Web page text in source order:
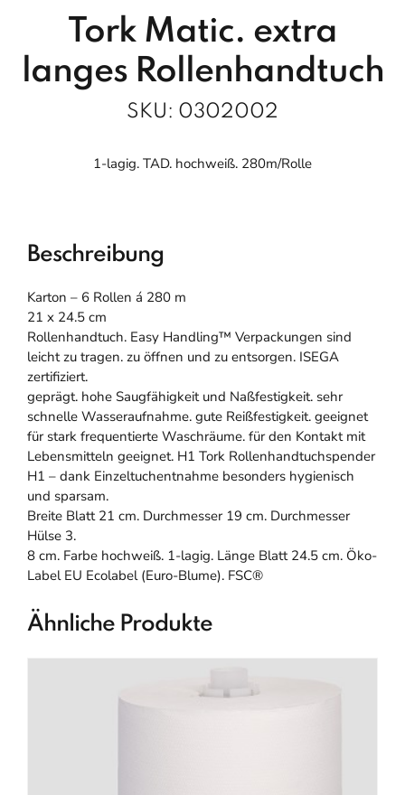
Tork Matic. extra
langes Rollenhandtuch
SKU: 0302002
1-lagig. TAD. hochweiß. 280m/Rolle
Beschreibung
Karton – 6 Rollen á 280 m
21 x 24.5 cm
Rollenhandtuch. Easy Handling™ Verpackungen sind
leicht zu tragen. zu öffnen und zu entsorgen. ISEGA
zertifiziert.
geprägt. hohe Saugfähigkeit und Naßfestigkeit. sehr
schnelle Wasseraufnahme. gute Reißfestigkeit. geeignet
für stark frequentierte Waschräume. für den Kontakt mit
Lebensmitteln geeignet. H1 Tork Rollenhandtuchspender
H1 – dank Einzeltuchentnahme besonders hygienisch
und sparsam.
Breite Blatt 21 cm. Durchmesser 19 cm. Durchmesser
Hülse 3.
8 cm. Farbe hochweiß. 1-lagig. Länge Blatt 24.5 cm. Öko-
Label EU Ecolabel (Euro-Blume). FSC®
Ähnliche Produkte